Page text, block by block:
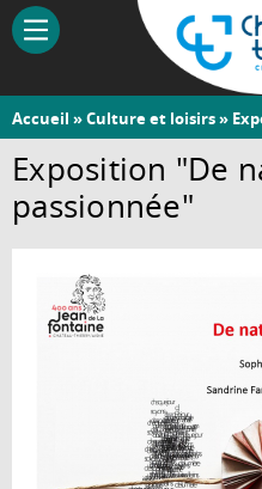
Aller
contenu
Vous
êtes
ici
Accueil »Culture et loisirs»
Exposition "De
passionnée"